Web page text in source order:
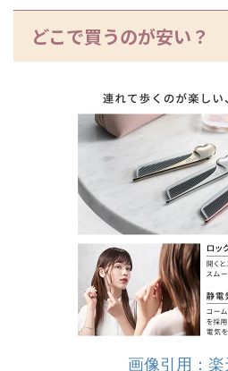
どこで買うのが安い？
画像引用：